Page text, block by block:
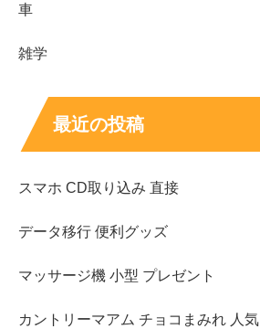
車
雑学
最近の投稿
スマホ CD取り込み 直接
データ移行 便利グッズ
マッサージ機 小型 プレゼント
カントリーマアム チョコまみれ 人気